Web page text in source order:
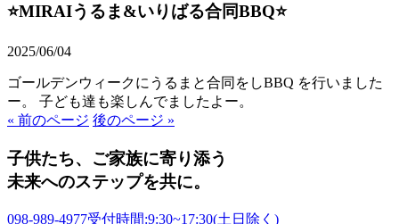
⭐️MIRAIうるま&いりばる合同BBQ⭐️
2025/06/04
ゴールデンウィークにうるまと合同をしBBQ を行いました
ー。 子ども達も楽しんでましたよー。
« 前のページ 後のページ »
子供たち、ご家族に寄り添う
未来へのステップを共に。
098-989-4977受付時間:9:30~17:30(土日除く)